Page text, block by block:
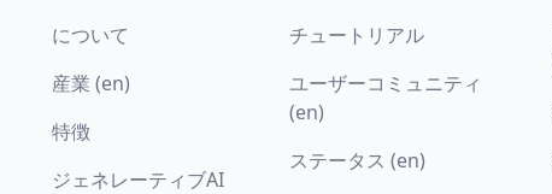
について
産業 (en)
特徴
ジェネレーティブAI
チュートリアル
ユーザーコミュニティ
(en)
ステータス (en)